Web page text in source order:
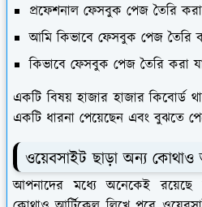
প্রফেশনাল ফেসবুক পেজ তৈরি
আমি কিভাবে ফেসবুক পেজ তৈরি
কিভাবে ফেসবুক পেজ তৈরি করা
একটি বিষয় হাজার হাজার কিবোর্ড
একটি ধারনা পেয়েছেন এবং বুঝতে
ওয়েবসাইট ছাড়া অন্য কোথাও
আপনাদের মধ্যে অনেকেই রয়েছে